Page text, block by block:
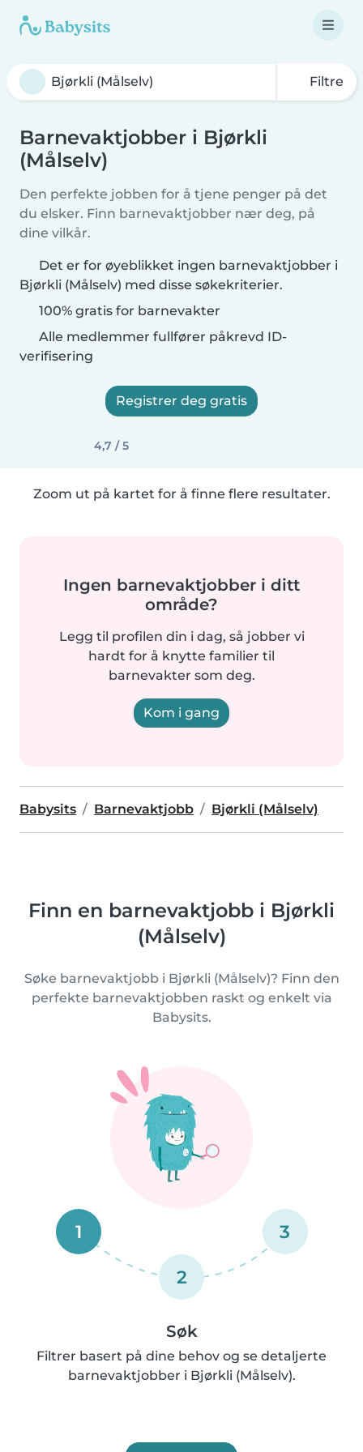
Filtre
Barnevaktjobber i Bjørkli
(Målselv)
Den perfekte jobben for å tjene penger på det
du elsker. Finn barnevaktjobber nær deg, på
dine vilkår.
Det er for øyeblikket ingen barnevaktjobber i
Bjørkli (Målselv) med disse søkekriterier.
100% gratis for barnevakter
Alle medlemmer fullfører påkrevd ID-
verifisering
Registrer deg gratis
4,7 / 5
Zoom ut på kartet for å finne flere resultater.
Ingen barnevaktjobber i ditt
område?
Legg til profilen din i dag, så jobber vi
hardt for å knytte familier til
barnevakter som deg.
Kom i gang
Babysits Barnevaktjobb Bjørkli (Målselv)
Finn en barnevaktjobb i Bjørkli
(Målselv)
Søke barnevaktjobb i Bjørkli (Målselv)? Finn den
perfekte barnevaktjobben raskt og enkelt via
Babysits.
1
2
3
Søk
Filtrer basert på dine behov og se detaljerte
barnevaktjobber i Bjørkli (Målselv).